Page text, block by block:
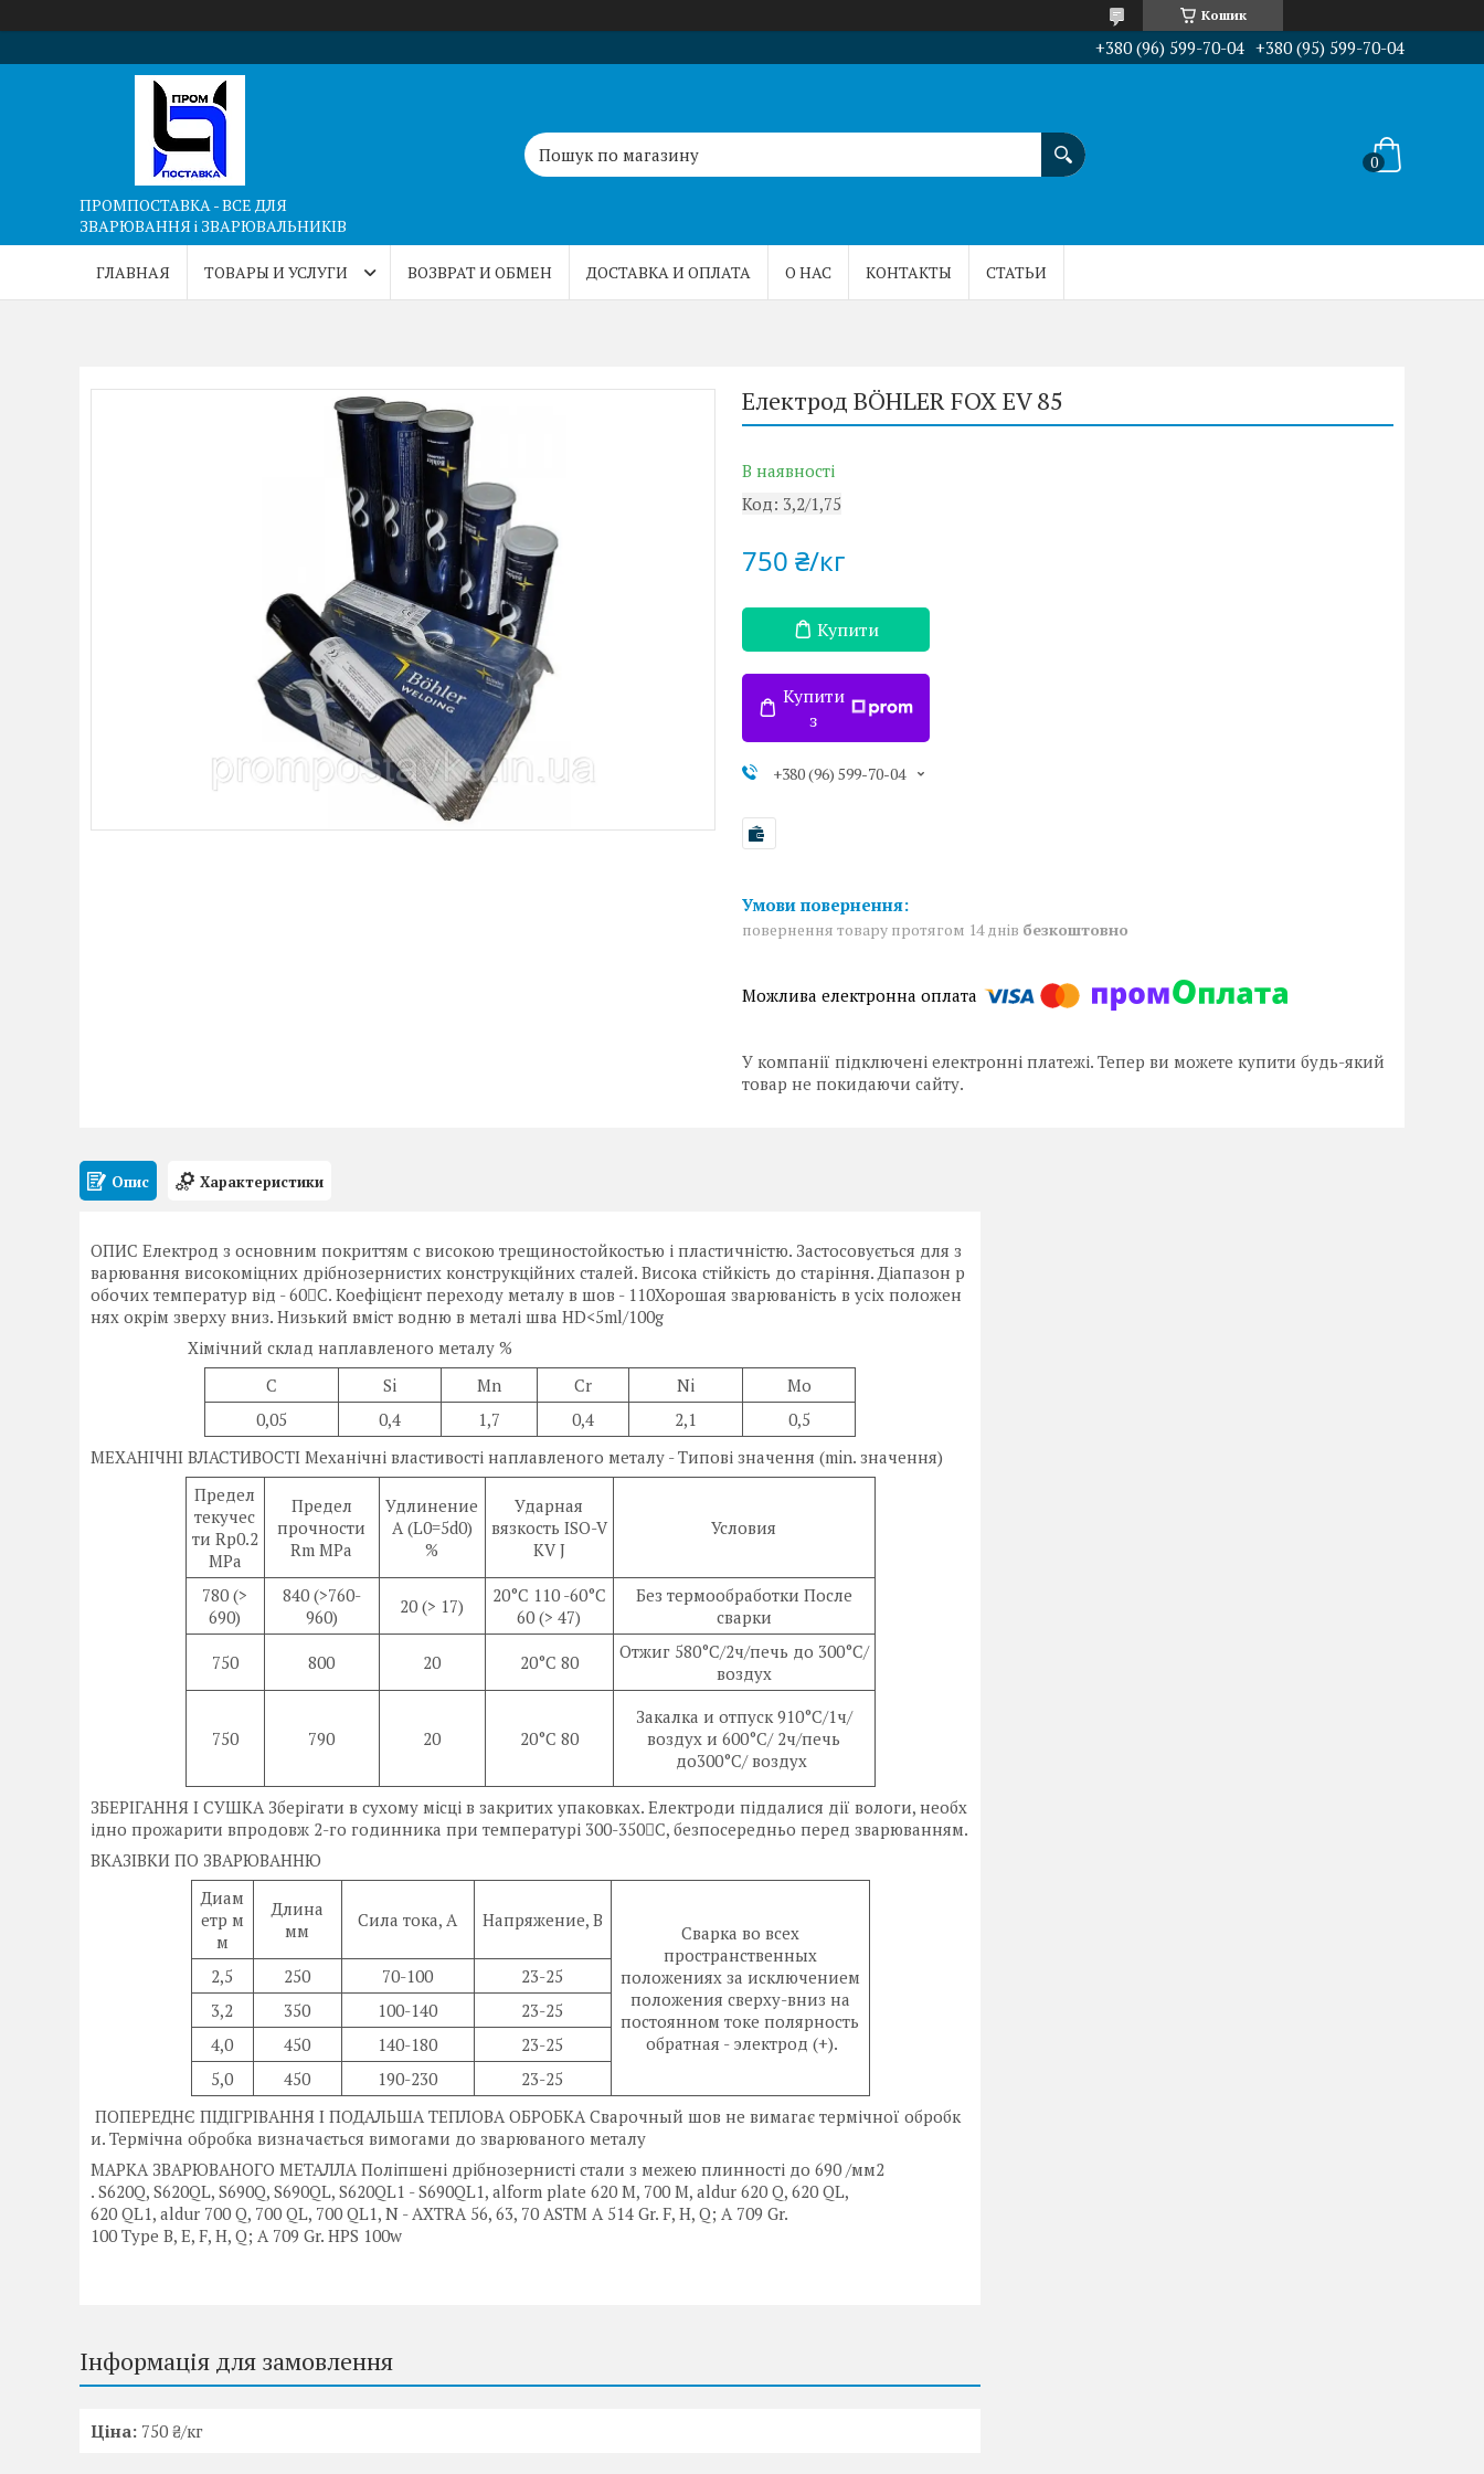
Кошик
+380 (96) 599-70-04 +380 (95) 599-70-04
ПРОМПОСТАВКА - ВСЕ ДЛЯ
ЗВАРЮВАННЯ і ЗВАРЮВАЛЬНИКІВ
ГЛАВНАЯ ТОВАРЫ И УСЛУГИ ВОЗВРАТ И ОБМЕН ДОСТАВКА И ОПЛАТА О НАС КОНТАКТЫ СТАТЬИ
Електрод BÖHLER FOX EV 85
В наявності
Код: 3,2/1,75
750 ₴/кг
Купити
Купити
з
+380 (96) 599-70-04
повернення товару протягом 14 днів безкоштовно
У компанії підключені електронні платежі. Тепер ви можете купити будь-який
товар не покидаючи сайту.
Опис Характеристики
ОПИС Електрод з основним покриттям c високою трещиностойкостью і пластичністю. Застосовується для з
варювання високоміцних дрібнозернистих конструкційних сталей. Висока стійкість до старіння. Діапазон р
обочих температур від - 60С. Коефіцієнт переходу металу в шов - 110Хорошая зварюваність в усіх положен
нях окрім зверху вниз. Низький вміст водню в металі шва HD<5ml/100g
Хімічний склад наплавленого металу %
C
Si Mn Cr Ni
Mo
0,05
0,4 1,7 0,4 2,1
0,5
МЕХАНІЧНІ ВЛАСТИВОСТІ Механічні властивості наплавленого металу - Типові значення (min. значення)
Предел
текучес
ти Rp0.2
MPa
Предел
прочности
Rm MPa
Удлинение
A (L0=5d0)
%
Ударная
вязкость ISO-V
KV J
Условия
780 (>
690)
840 (>760-
960)
20 (> 17)
20°C 110 -60°C
60 (> 47)
Без термообработки После
сварки
750 800 20 20°C 80
Отжиг 580°C/2ч/печь до 300°C/
воздух
750 790 20 20°C 80
Закалка и отпуск 910°C/1ч/
воздух и 600°С/ 2ч/печь
до300°C/ воздух
ЗБЕРІГАННЯ І СУШКА Зберігати в сухому місці в закритих упаковках. Електроди піддалися дії вологи, необх
ідно прожарити впродовж 2-го годинника при температурі 300-350C, безпосередньо перед зварюванням.
ВКАЗІВКИ ПО ЗВАРЮВАННЮ
Диам
етр м
м
Длина
мм
Сила тока, А Напряжение, В
Сварка во всех
пространственных
положениях за исключением
положения сверху-вниз на
постоянном токе полярность
обратная - электрод (+).
2,5 250 70-100
23-25
3,2
350 100-140
23-25
4,0
450 140-180
23-25
5,0
450 190-230
23-25
ПОПЕРЕДНЄ ПІДІГРІВАННЯ І ПОДАЛЬША ТЕПЛОВА ОБРОБКА Cварочный шов не вимагає термічної обробк
и. Термічна обробка визначається вимогами до зварюваного металу
МАРКА ЗВАРЮВАНОГО МЕТАЛЛА Поліпшені дрібнозернисті стали з межею плинності до 690 /мм2
. S620Q, S620QL, S690Q, S690QL, S620QL1 - S690QL1, alform plate 620 M, 700 M, aldur 620 Q, 620 QL,
620 QL1, aldur 700 Q, 700 QL, 700 QL1, N - AXTRA 56, 63, 70 ASTM A 514 Gr. F, H, Q; A 709 Gr.
100 Type B, E, F, H, Q; A 709 Gr. HPS 100w
Інформація для замовлення
Ціна: 750 ₴/кг